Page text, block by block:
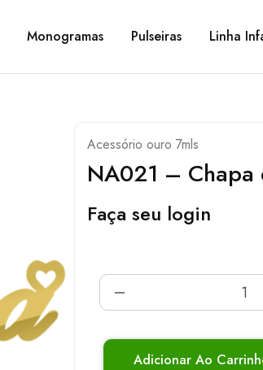
Monogramas Pulseiras Linha
Acessório ouro 7mls
NA021 – Chapa
Faça seu login
Adicionar Ao